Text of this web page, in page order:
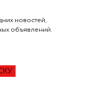
новостей,
объявлений.